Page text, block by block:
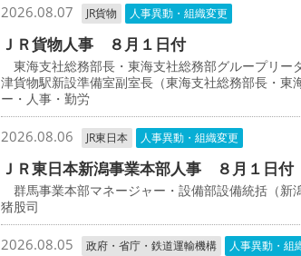
2026.08.07 JR貨物 人事異動・組織変更
ＪＲ貨物人事 ８月１日付
東海支社総務部長・東海支社総務部グループリー
津貨物駅新設準備室副室長（東海支社総務部長・東
ー・人事・勤労
2026.08.06 JR東日本 人事異動・組織変更
ＪＲ東日本新潟事業本部人事 ８月１日付
群馬事業本部マネージャー・設備部設備統括（新
猪股司
2026.08.05 政府・省庁・鉄道運輸機構 人事異動・組